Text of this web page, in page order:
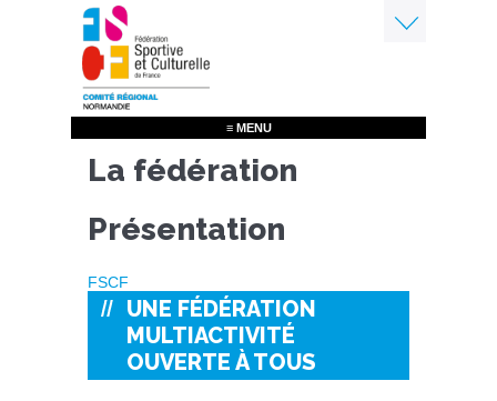
Aller
au
contenu
principal
≡ MENU
La fédération
Présentation
FSCF
UNE FÉDÉRATION
MULTIACTIVITÉ
OUVERTE À TOUS